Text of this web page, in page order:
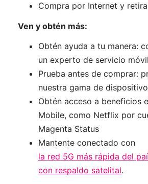
Compra por Internet y
Ven y obtén más:
Obtén ayuda a tu manera:
un experto de servicio
Prueba antes de comprar:
nuestra gama de
Obtén acceso a beneficios
Mobile, como Netflix por
Magenta Status
Mantente conectado con
la red 5G más rápida del
con respaldo satelital.